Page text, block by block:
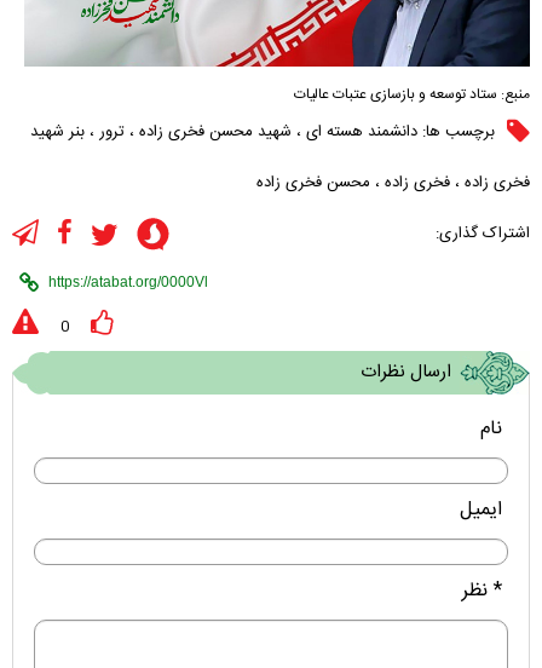
منبع: ستاد توسعه و بازسازی عتبات عالیات
برچسب ها: دانشمند هسته ای ، شهید محسن فخری زاده ، ترور ، بنر شهید
فخری زاده ، فخری زاده ، محسن فخری زاده
اشتراک گذاری:
0
ارسال نظرات
نام
ایمیل
* نظر